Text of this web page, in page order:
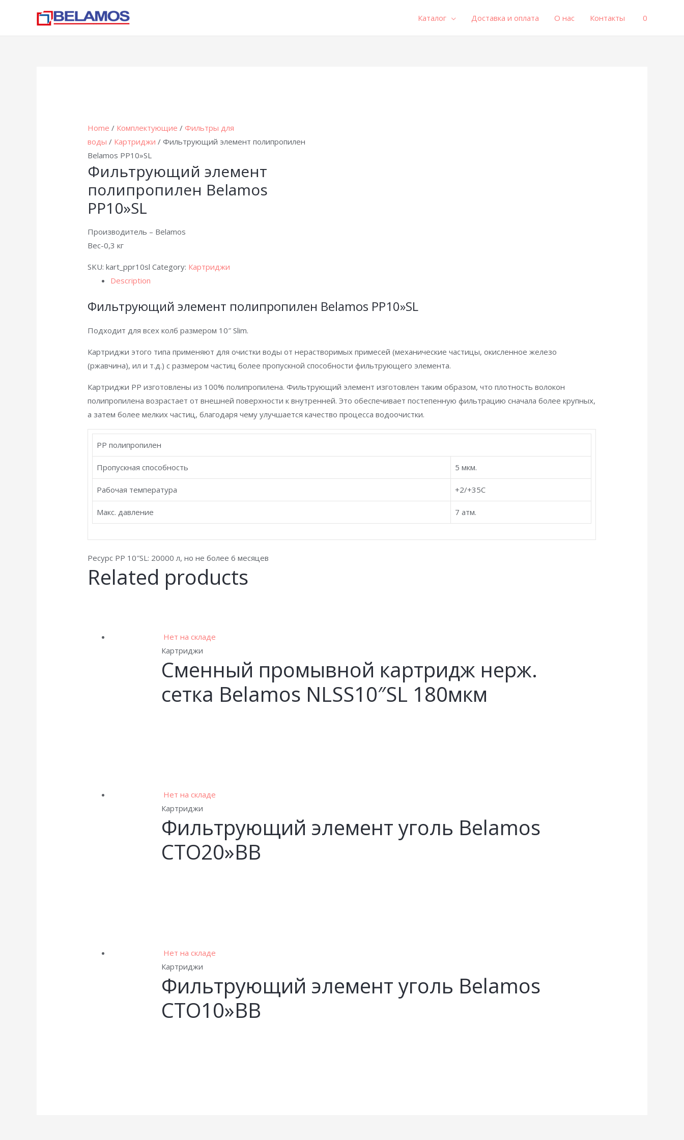
Каталог Доставка и оплата О нас Контакты 0
Home / Комплектующие /Фильтры для
воды / Картриджи / Фильтрующий элемент полипропилен
Belamos PP10»SL
Фильтрующий элемент
полипропилен Belamos
PP10»SL
Производитель – Belamos
Вес-0,3 кг
SKU:kart_ppr10sl Category: Картриджи
Description
Фильтрующий элемент полипропилен Belamos PP10»SL
Подходит для всех колб размером 10″ Slim.
Картриджи этого типа применяют для очистки воды от нерастворимых примесей (механические частицы, окисленное железо
(ржавчина), ил и т.д.) с размером частиц более пропускной способности фильтрующего элемента.
Картриджи PP изготовлены из 100% полипропилена. Фильтрующий элемент изготовлен таким образом, что плотность волокон
полипропилена возрастает от внешней поверхности к внутренней. Это обеспечивает постепенную фильтрацию сначала более крупных,
а затем более мелких частиц, благодаря чему улучшается качество процесса водоочистки.
PP полипропилен
Пропускная способность 5 мкм.
Рабочая температура +2/+35С
Макс. давление 7 атм.
Ресурс PP 10″SL: 20000 л, но не более 6 месяцев
Related products
Нет на складе
Картриджи
Сменный промывной картридж нерж.
сетка Belamos NLSS10″SL 180мкм
Нет на складе
Картриджи
Фильтрующий элемент уголь Belamos
CTO20»BB
Нет на складе
Картриджи
Фильтрующий элемент уголь Belamos
CTO10»BB